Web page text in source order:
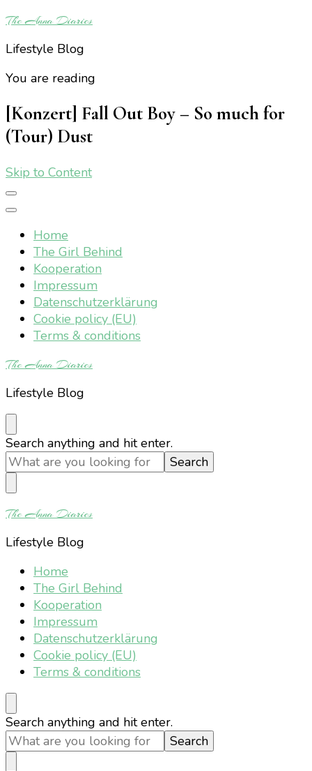
The Anna Diaries
Lifestyle Blog
You are reading
[Konzert] Fall Out Boy – So much for
(Tour) Dust
Skip to Content
Home
The Girl Behind
Kooperation
Impressum
Datenschutzerklärung
Cookie policy (EU)
Terms & conditions
The Anna Diaries
Lifestyle Blog
Looking
for
Something?
Search anything and hit enter.
The Anna Diaries
Lifestyle Blog
Home
The Girl Behind
Kooperation
Impressum
Datenschutzerklärung
Cookie policy (EU)
Terms & conditions
Looking
for
Something?
Search anything and hit enter.